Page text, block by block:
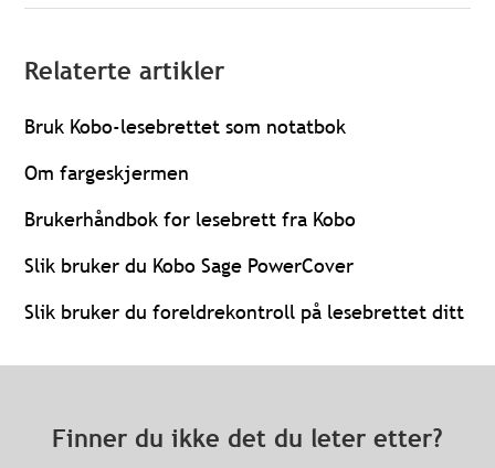
Relaterte artikler
Bruk Kobo-lesebrettet som notatbok
Om fargeskjermen
Brukerhåndbok for lesebrett fra Kobo
Slik bruker du Kobo Sage PowerCover
Slik bruker du foreldrekontroll på lesebrettet ditt
Finner du ikke det du leter etter?